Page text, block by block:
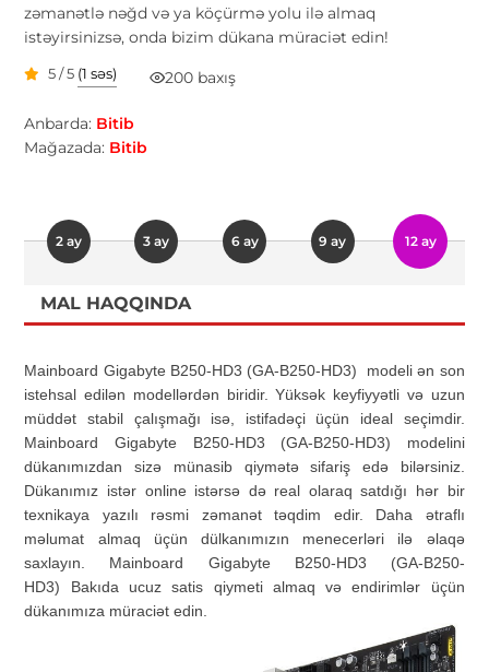
zəmanətlə nəğd və ya köçürmə yolu ilə almaq
istəyirsinizsə, onda bizim dükana müraciət edin!
5 / 5 (1 səs) 200 baxış
Anbarda: Bitib
Mağazada: Bitib
2 ay 3 ay 6 ay 9 ay 12 ay
MAL HAQQINDA
Mainboard Gigabyte B250-HD3 (GA-B250-HD3) modeli ən son
istehsal edilən modellərdən biridir. Yüksək keyfiyyətli və uzun
müddət stabil çalışmağı isə, istifadəçi üçün ideal seçimdir.
Mainboard Gigabyte B250-HD3 (GA-B250-HD3) modelini
dükanımızdan sizə münasib qiymətə sifariş edə bilərsiniz.
Dükanımız istər online istərsə də real olaraq satdığı hər bir
texnikaya yazılı rəsmi zəmanət təqdim edir. Daha ətraflı
məlumat almaq üçün dülkanımızın menecerləri ilə əlaqə
saxlayın. Mainboard Gigabyte B250-HD3 (GA-B250-
HD3) Bakıda ucuz satis qiymeti almaq və endirimlər üçün
dükanımıza müraciət edin.